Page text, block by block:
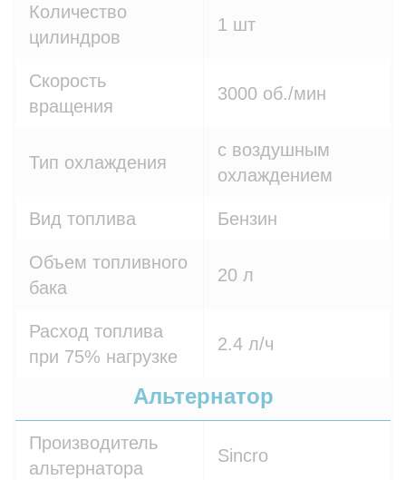
Количество
цилиндров
1 шт
Скорость
вращения
3000 об./мин
Тип охлаждения
с воздушным
охлаждением
Вид топлива Бензин
Объем топливного
бака
20 л
Расход топлива
при 75% нагрузке
2.4 л/ч
Альтернатор
Производитель
альтернатора
Sincro